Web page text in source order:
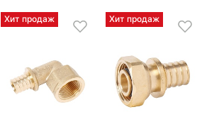
Хит продаж Хит продаж